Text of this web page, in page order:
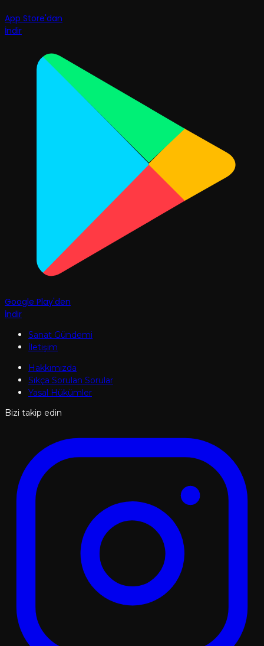
App Store'dan
İndir
Google Play'den
İndir
Sanat Gündemi
İletişim
Hakkımızda
Sıkça Sorulan Sorular
Yasal Hükümler
Bizi takip edin